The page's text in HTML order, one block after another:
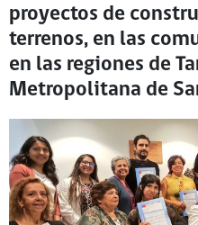
proyectos de
terrenos, en las
en las regiones de
Metropolitana de